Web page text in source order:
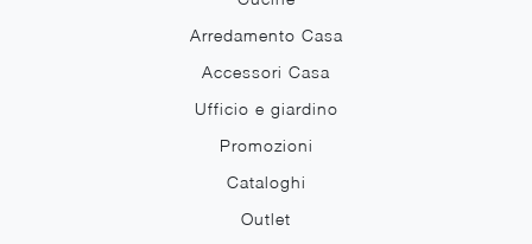
Arredamento Casa
Accessori Casa
Ufficio e giardino
Promozioni
Cataloghi
Outlet